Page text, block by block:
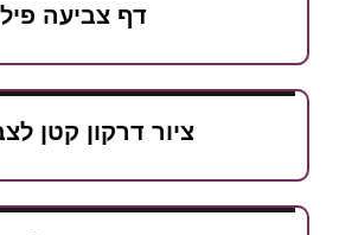
דף צביעה פיל
ציור דרקון קטן לצביעה